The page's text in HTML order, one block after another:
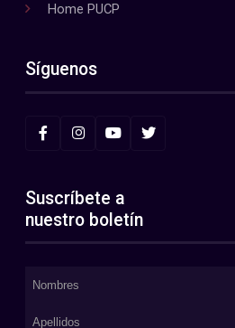
Home PUCP
Síguenos
Suscríbete a
nuestro boletín